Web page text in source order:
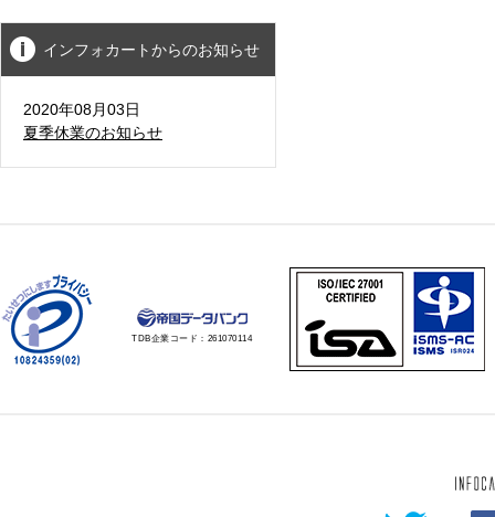
インフォカートからのお知らせ
2020年08月03日
夏季休業のお知らせ
TDB企業コード： 261070114